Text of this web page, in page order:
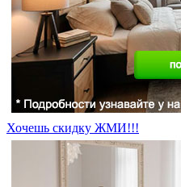
Хочешь скидку ЖМИ!!!